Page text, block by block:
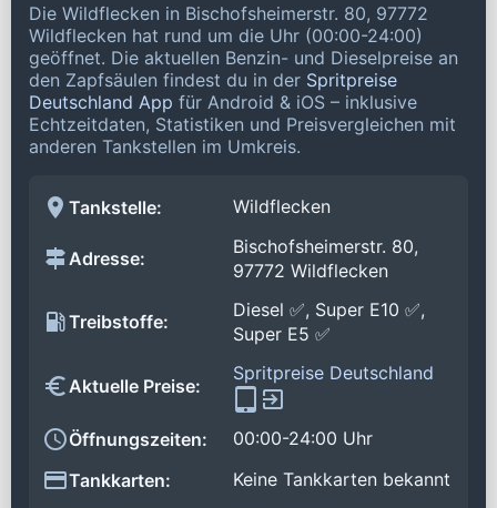
Die Wildflecken in Bischofsheimerstr. 80, 97772
Wildflecken hat rund um die Uhr (00:00-24:00)
geöffnet. Die aktuellen Benzin- und Dieselpreise an
den Zapfsäulen findest du in der Spritpreise
Deutschland App für Android & iOS – inklusive
Echtzeitdaten, Statistiken und Preisvergleichen mit
anderen Tankstellen im Umkreis.
Tankstelle: Wildflecken
Adresse:
Bischofsheimerstr. 80,
97772 Wildflecken
Treibstoffe:
Diesel ✅, Super E10 ✅,
Super E5 ✅
Aktuelle Preise:
Spritpreise Deutschland
Öffnungszeiten:
00:00-24:00 Uhr
Tankkarten:
Keine Tankkarten bekannt